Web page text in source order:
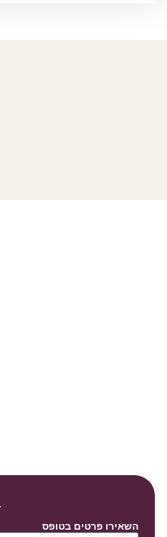
השאירו פרטים בטופס